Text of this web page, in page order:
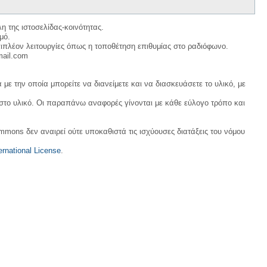
ιστοσελίδας-κοινότητας.
λειτουργίες όπως η τοποθέτηση επιθυμίας στο ραδιόφωνο.
οποία μπορείτε να διανείμετε και να διασκευάσετε το υλικό, με
υλικό. Οι παραπάνω αναφορές γίνονται με κάθε εύλογο τρόπο και
δεν αναιρεί ούτε υποκαθιστά τις ισχύουσες διατάξεις του νόμου
License.